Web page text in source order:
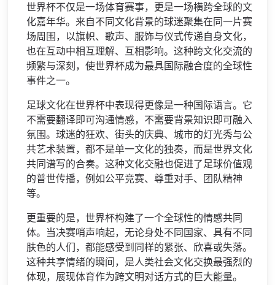
世界杯不仅是一场体育赛事，更是一场横跨全球的文
化嘉年华。来自不同文化背景的球迷聚集在同一片赛
场周围，以旗帜、歌声、服饰与仪式传递自身文化，
也在互动中相互理解、互相影响。这种跨文化交流的
频繁与深刻，使世界杯成为最具国际融合度的全球性
事件之一。
足球文化在世界杯中表现得更像是一种国际语言。它
不需要翻译即可沟通情感，不需要背景知识即可融入
氛围。球迷的狂欢、街头的庆典、城市的灯光秀与公
共艺术装置，都不是单一文化的独奏，而是世界文化
共同谱写的合奏。这种文化交融也促进了足球价值观
的普世传播，例如公平竞赛、尊重对手、团队精神
等。
更重要的是，世界杯构建了一个全球性的情感共同
体。当决赛哨声响起，无论身处不同国家、具有不同
肤色的人们，都能感受到同样的紧张、欣喜或失落。
这种共享情绪的瞬间，是人类社会文化交换最强烈的
体现，展现体育作为跨文明对话方式的巨大能量。